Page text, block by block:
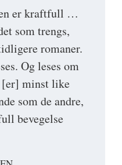
er kraftfull …
som trengs,
romaner.
Og leses om
minst like
som de andre,
bevegelse